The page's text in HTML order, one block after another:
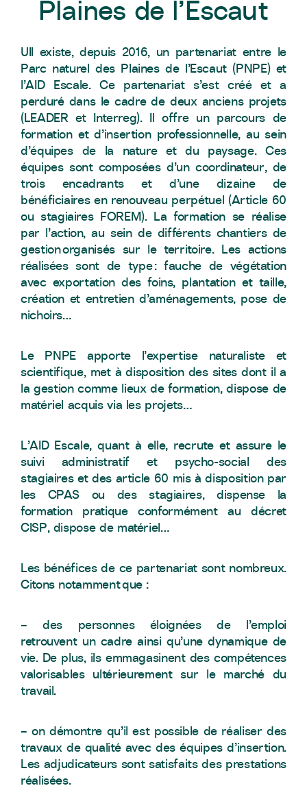
Plaines de l’Escaut
UIl existe, depuis 2016, un partenariat entre le
Parc naturel des Plaines de l’Escaut (PNPE) et
l’AID Escale. Ce partenariat s’est créé et a
perduré dans le cadre de deux anciens projets
(LEADER et Interreg). Il offre un parcours de
formation et d’insertion professionnelle, au sein
d’équipes de la nature et du paysage. Ces
équipes sont composées d’un coordinateur, de
trois encadrants et d’une dizaine de
bénéficiaires en renouveau perpétuel (Article 60
ou stagiaires FOREM). La formation se réalise
par l’action, au sein de différents chantiers de
gestion organisés sur le territoire. Les actions
réalisées sont de type : fauche de végétation
avec exportation des foins, plantation et taille,
création et entretien d’aménagements, pose de
nichoirs…
Le PNPE apporte l’expertise naturaliste et
scientifique, met à disposition des sites dont il a
la gestion comme lieux de formation, dispose de
matériel acquis via les projets…
L’AID Escale, quant à elle, recrute et assure le
suivi administratif et psycho-social des
stagiaires et des article 60 mis à disposition par
les CPAS ou des stagiaires, dispense la
formation pratique conformément au décret
CISP, dispose de matériel…
Les bénéfices de ce partenariat sont nombreux.
Citons notamment que :
– des personnes éloignées de l’emploi
retrouvent un cadre ainsi qu’une dynamique de
vie. De plus, ils emmagasinent des compétences
valorisables ultérieurement sur le marché du
travail.
– on démontre qu’il est possible de réaliser des
travaux de qualité avec des équipes d’insertion.
Les adjudicateurs sont satisfaits des prestations
réalisées.